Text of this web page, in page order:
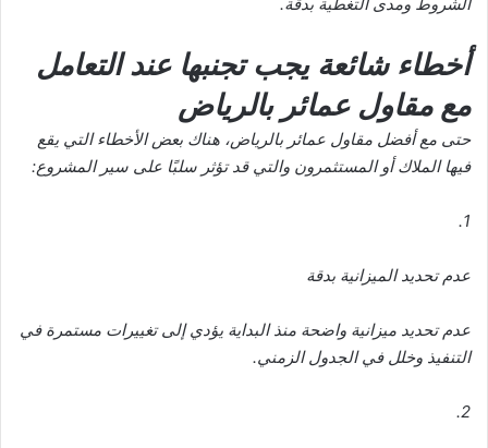
أخطاء شائعة يجب تجنبها عند التعامل
مع مقاول عمائر بالرياض
حتى مع أفضل مقاول عمائر بالرياض، هناك بعض الأخطاء التي يقع
فيها الملاك أو المستثمرون والتي قد تؤثر سلبًا على سير المشروع:
1.
عدم تحديد الميزانية بدقة
عدم تحديد ميزانية واضحة منذ البداية يؤدي إلى تغييرات مستمرة في
التنفيذ وخلل في الجدول الزمني.
2.